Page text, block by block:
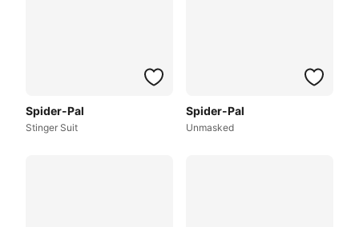
Spider-Pal
Stinger Suit
Spider-Pal
Unmasked